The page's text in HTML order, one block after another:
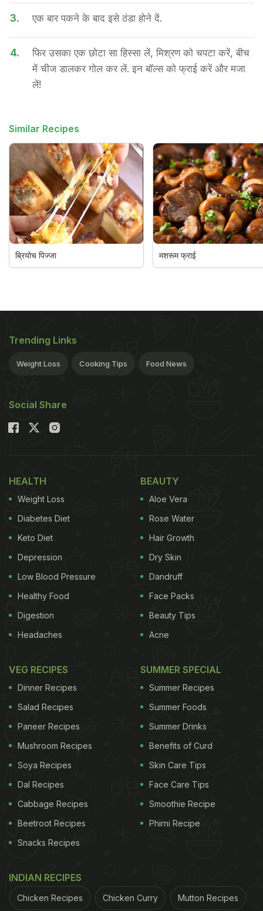
3. एक बार पकने के बाद इसे ठंडा होने दें.
4.
फिर उसका एक छोटा सा हिस्सा लें, मिश्रण को चपटा करें, बीच
में चीज डालकर गोल कर लें. इन बॉल्स को फ्राई करें और मजा
लें!
Similar Recipes
ब्रियोच पिज्जा मशरूम फ्राई
Trending Links
Weight Loss Cooking Tips Food News
Social Share
HEALTH
Weight Loss
Diabetes Diet
Keto Diet
Depression
Low Blood Pressure
Healthy Food
Digestion
Headaches
BEAUTY
Aloe Vera
Rose Water
Hair Growth
Dry Skin
Dandruff
Face Packs
Beauty Tips
Acne
VEG RECIPES
Dinner Recipes
Salad Recipes
Paneer Recipes
Mushroom Recipes
Soya Recipes
Dal Recipes
Cabbage Recipes
Beetroot Recipes
Snacks Recipes
SUMMER SPECIAL
Summer Recipes
Summer Foods
Summer Drinks
Benefits of Curd
Skin Care Tips
Face Care Tips
Smoothie Recipe
Phirni Recipe
INDIAN RECIPES
Chicken Recipes Chicken Curry Mutton Recipes